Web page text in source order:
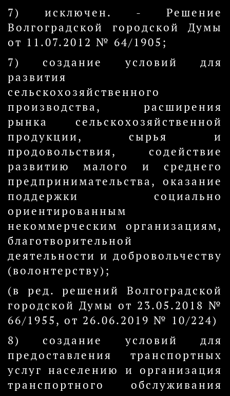
7) исключен. - Решение
Волгоградской городской Думы
от 11.07.2012 № 64/1905;
7) создание условий для
развития
сельскохозяйственного
производства, расширения
рынка сельскохозяйственной
продукции, сырья и
продовольствия, содействие
развитию малого и среднего
предпринимательства, оказание
поддержки социально
ориентированным
некоммерческим организациям,
благотворительной
деятельности и добровольчеству
(волонтерству);
(в ред. решений Волгоградской
городской Думы от 23.05.2018 №
66/1955, от 26.06.2019 № 10/224)
8) создание условий для
предоставления транспортных
услуг населению и организация
транспортного обслуживания